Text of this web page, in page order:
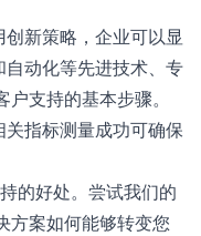
新策略，企业可以显
动化等先进技术、专
支持的基本步骤。
指标测量成功可确保
的好处。尝试我们的
方案如何能够转变您